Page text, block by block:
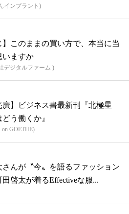
インプラント)
】このままの買い方で、本当に当
いますか
デジタルファーム )
廣】ビジネス書最新刊『北極星
う働くか』
GOETHE)
さんが〝今〟を語るファッション
啓太が着るEffectiveな服...